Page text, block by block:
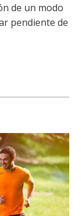
de un modo
pendiente de